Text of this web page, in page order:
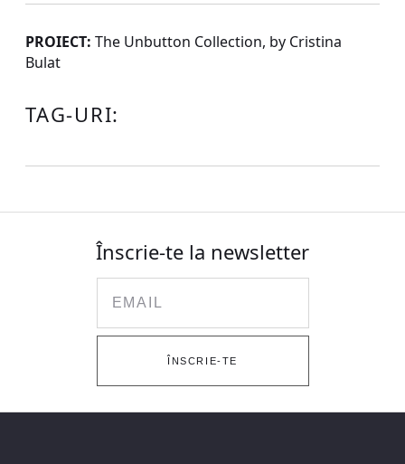
PROIECT: The Unbutton Collection, by Cristina
Bulat
TAG-URI:
Înscrie-te la newsletter
ÎNSCRIE-TE